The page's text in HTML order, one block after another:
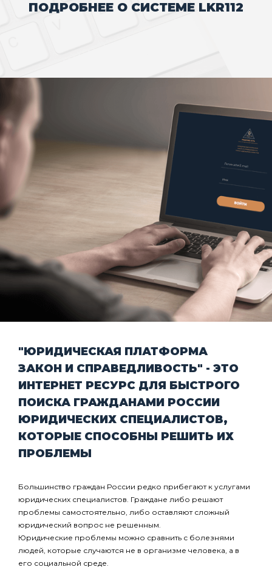
ПОДРОБНЕЕ О СИСТЕМЕ LKR112
"ЮРИДИЧЕСКАЯ ПЛАТФОРМА
ЗАКОН И СПРАВЕДЛИВОСТЬ" - ЭТО
ИНТЕРНЕТ РЕСУРС ДЛЯ БЫСТРОГО
ПОИСКА ГРАЖДАНАМИ РОССИИ
ЮРИДИЧЕСКИХ СПЕЦИАЛИСТОВ,
КОТОРЫЕ СПОСОБНЫ РЕШИТЬ ИХ
ПРОБЛЕМЫ
Большинство граждан России редко прибегают к услугами
юридических специалистов. Граждане либо решают
проблемы самостоятельно, либо оставляют сложный
юридический вопрос не решенным.
Юридические проблемы можно сравнить с болезнями
людей, которые случаются не в организме человека, а в
его социальной среде.